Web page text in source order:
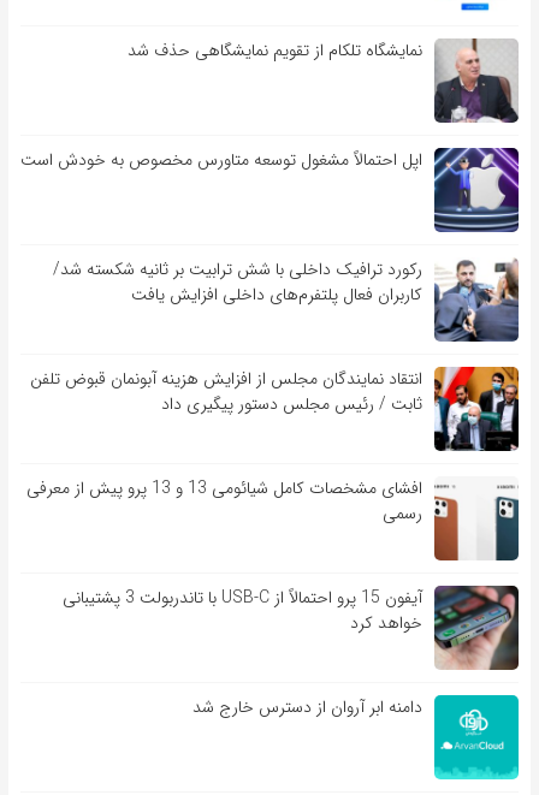
نمایشگاه تلکام از تقویم نمایشگاهی حذف شد
اپل احتمالاً مشغول توسعه متاورس مخصوص به خودش است
رکورد ترافیک داخلی با شش ترابیت بر ثانیه شکسته شد/
کاربران فعال پلتفرم‌های داخلی افزایش یافت
انتقاد نمایندگان مجلس از افزایش هزینه آبونمان قبوض تلفن
ثابت / رئیس مجلس دستور پیگیری داد
افشای مشخصات کامل شیائومی 13 و 13 پرو پیش از معرفی
رسمی
آیفون 15 پرو احتمالاً از USB-C با تاندربولت 3 پشتیبانی
خواهد کرد
دامنه ابر آروان از دسترس خارج شد